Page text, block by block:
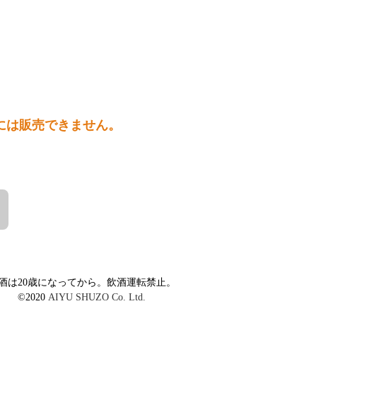
販売できません。
は20歳になってから。飲酒運転禁止。
©2020AIYU SHUZO Co. Ltd.